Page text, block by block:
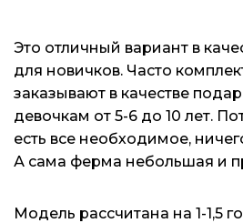
Это отличный вариант в
для новичков. Часто
заказывают в качестве
девочкам от 5-6 до 10 лет.
есть все необходимое,
А сама ферма небольшая и
Модель рассчитана на 1-1,5